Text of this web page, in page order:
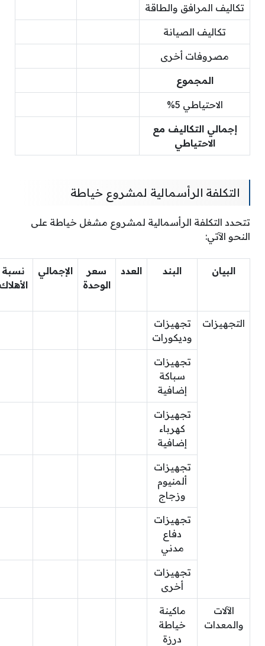
تكاليف المرافق والطاقة
تكاليف الصيانة
مصروفات أخرى
المجموع
الاحتياطي 5%
إجمالي التكاليف مع
الاحتياطي
التكلفة الرأسمالية لمشروع خياطة
تتحدد التكلفة الرأسمالية لمشروع مشغل خياطة على
النحو الآتي:
البيان البند العدد
سعر
الوحدة
الإجمالي
نسبة
التجهيزات
تجهيزات
وديكورات
تجهيزات
سباكة
إضافية
تجهيزات
كهرباء
إضافية
تجهيزات
ألمنيوم
وزجاج
تجهيزات
دفاع
مدني
تجهيزات
أخرى
الآلات
والمعدات
ماكينة
خياطة
درزة